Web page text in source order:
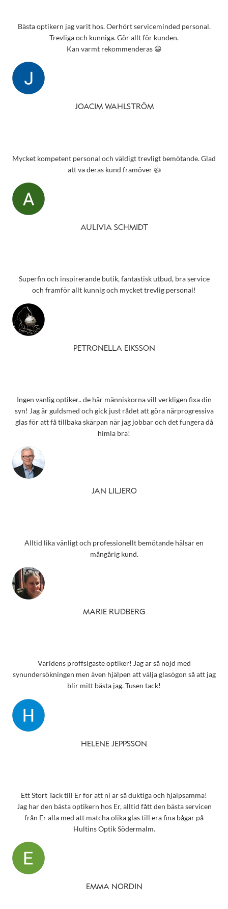
Bästa optikern jag varit hos. Oerhört serviceminded personal.
Trevliga och kunniga. Gör allt för kunden.
Kan varmt rekommenderas 😀
JOACIM WAHLSTRÖM
Mycket kompetent personal och väldigt trevligt bemötande. Glad
att va deras kund framöver 👍
AULIVIA SCHMIDT
Superfin och inspirerande butik, fantastisk utbud, bra service
och framför allt kunnig och mycket trevlig personal!
PETRONELLA EIKSSON
Ingen vanlig optiker.. de här människorna vill verkligen fixa din
syn! Jag är guldsmed och gick just rådet att göra närprogressiva
glas för att få tillbaka skärpan när jag jobbar och det fungera då
himla bra!
JAN LILJERO
Alltid lika vänligt och professionellt bemötande hälsar en
mångårig kund.
MARIE RUDBERG
Världens proffsigaste optiker! Jag är så nöjd med
synundersökningen men även hjälpen att välja glasögon så att jag
blir mitt bästa jag. Tusen tack!
HELENE JEPPSSON
Ett Stort Tack till Er för att ni är så duktiga och hjälpsamma!
Jag har den bästa optikern hos Er, alltid fått den bästa servicen
från Er alla med att matcha olika glas till era fina bågar på
Hultins Optik Södermalm.
EMMA NORDIN